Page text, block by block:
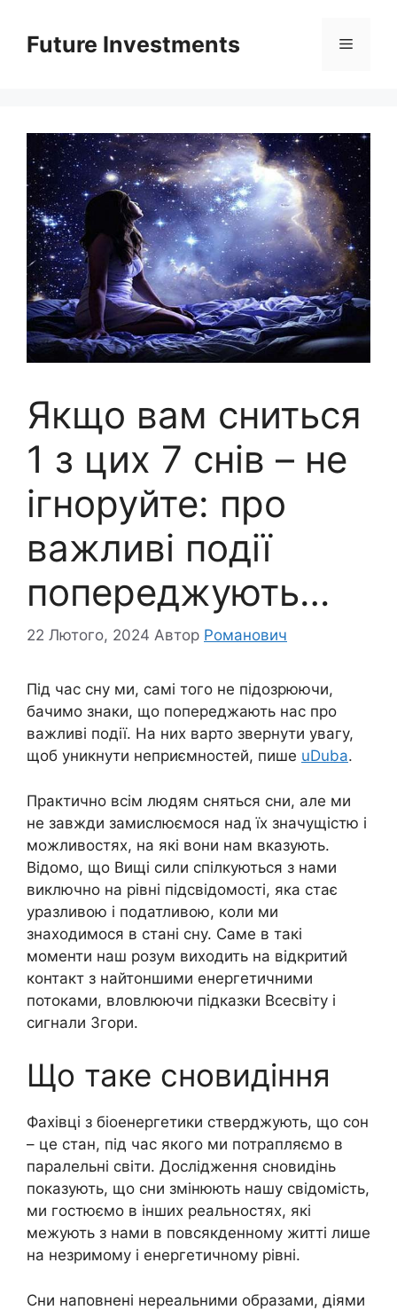
вмістуFuture Investments Меню
Якщо вам сниться
1 з цих 7 снів – не
ігноруйте: про
важливі події
попереджують…
22 Лютого, 2024 Автор Романович
Під час сну ми, самі того не підозрюючи,
бачимо знаки, що попереджають нас про
важливі події. На них варто звернути увагу,
щоб уникнути неприємностей, пише uDuba.
Практично всім людям сняться сни, але ми
не завжди замислюємося над їх значущістю і
можливостях, на які вони нам вказують.
Відомо, що Вищі сили спілкуються з нами
виключно на рівні підсвідомості, яка стає
урaзливою і податливою, коли ми
знаходимося в стані сну. Саме в такі
моменти наш розум виходить на відкритий
контакт з найтоншими енергетичними
потоками, вловлюючи підказки Всесвіту і
сигнали Згори.
Що таке сновидіння
Фахівці з біоенергетики стверджують, що сон
– це стан, під час якого ми потрапляємо в
паралельні світи. Дослідження сновидінь
показують, що сни змінюють нашу свідомість,
ми гостюємо в інших реальностях, які
межують з нами в повсякденному житті лише
на незримому і енергетичному рівні.
Сни наповнені нереальними образами, діями